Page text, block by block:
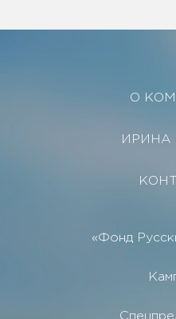
О
ИРИНА
«Фонд